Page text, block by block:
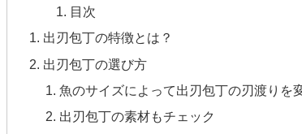
目次
出刃包丁の特徴とは？
出刃包丁の選び方
魚のサイズによって出刃包丁の刃渡りを
出刃包丁の素材もチェック